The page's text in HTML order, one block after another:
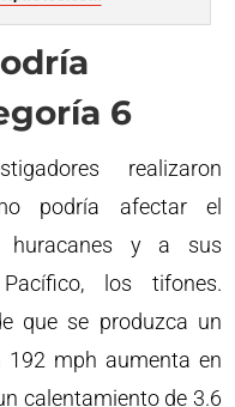
6
realizaron
podría afectar el
huracanes y a sus
los tifones.
que se produzca un
mph aumenta en
calentamiento de 3.6